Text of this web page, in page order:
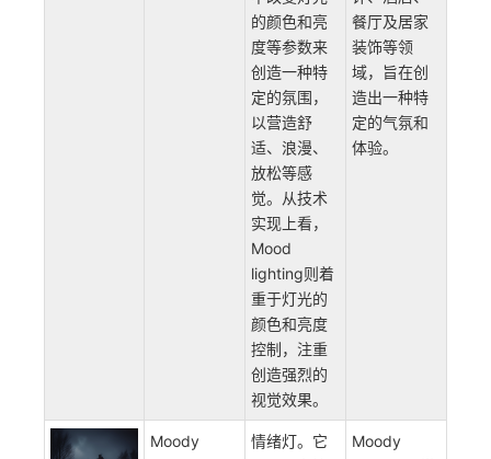
介绍
适合场景
氛围灯。主
要是通过在
特定的环境
中改变灯光
的颜色和亮
度等参数来
创造一种特
定的氛围，
以营造舒
适、浪漫、
放松等感
觉。从技术
实现上看，
Mood
lighting则着
Mood
lighting通常
用于室内设